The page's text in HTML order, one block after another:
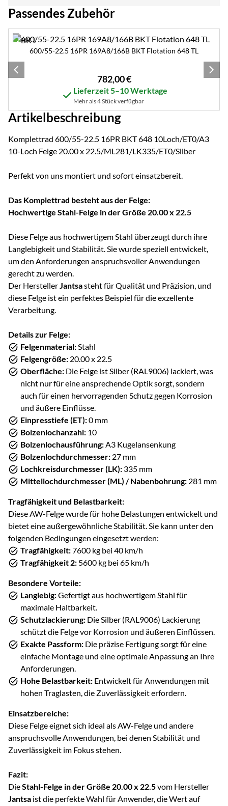
Passendes Zubehör
Zubehör überspringen
600/55-22.5 16PR 169A8/166B BKT Flotation 648 TL
782,00€
Lieferzeit 5–10 Werktage
Mehr als 4 Stück verfügbar
Artikelbeschreibung
Komplettrad 600/55-22.5 16PR BKT 648 10Loch/ET0/A3
10-Loch Felge 20.00 x 22.5/ML281/LK335/ET0/Silber
Perfekt von uns montiert und sofort einsatzbereit.
Das Komplettrad besteht aus der Felge:
Hochwertige Stahl-Felge in der Größe 20.00 x 22.5
Diese Felge aus hochwertigem Stahl überzeugt durch ihre
Langlebigkeit und Stabilität. Sie wurde speziell entwickelt,
um den Anforderungen anspruchsvoller Anwendungen
gerecht zu werden.
Der HerstellerJantsasteht für Qualität und Präzision, und
diese Felge ist ein perfektes Beispiel für die exzellente
Verarbeitung.
Details zur Felge:
Felgenmaterial:Stahl
Felgengröße: 20.00 x 22.5
Oberfläche: Die Felge ist Silber (RAL9006) lackiert, was
nicht nur für eine ansprechende Optik sorgt, sondern
auch für einen hervorragenden Schutz gegen Korrosion
und äußere Einflüsse.
Einpresstiefe (ET):0 mm
Bolzenlochanzahl: 10
Bolzenlochausführung:A3 Kugelansenkung
Bolzenlochdurchmesser: 27 mm
Lochkreisdurchmesser (LK): 335 mm
Mittellochdurchmesser (ML) / Nabenbohrung: 281 mm
Tragfähigkeit und Belastbarkeit:
Diese AW-Felge wurde für hohe Belastungen entwickelt und
bietet eine außergewöhnliche Stabilität. Sie kann unter den
folgenden Bedingungen eingesetzt werden:
Tragfähigkeit:7600 kg bei 40 km/h
Tragfähigkeit 2: 5600 kg bei 65 km/h
Besondere Vorteile:
Langlebig:Gefertigt aus hochwertigem Stahl für
maximale Haltbarkeit.
Schutzlackierung: Die Silber (RAL9006) Lackierung
schützt die Felge vor Korrosion und äußeren Einflüssen.
Exakte Passform: Die präzise Fertigung sorgt für eine
einfache Montage und eine optimale Anpassung an Ihre
Anforderungen.
Hohe Belastbarkeit: Entwickelt für Anwendungen mit
hohen Traglasten, die Zuverlässigkeit erfordern.
Einsatzbereiche:
Diese Felge eignet sich ideal als AW-Felge und andere
anspruchsvolle Anwendungen, bei denen Stabilität und
Zuverlässigkeit im Fokus stehen.
Fazit:
DieStahl-Felge in der Größe 20.00 x 22.5vom Hersteller
Jantsa ist die perfekte Wahl für Anwender, die Wert auf